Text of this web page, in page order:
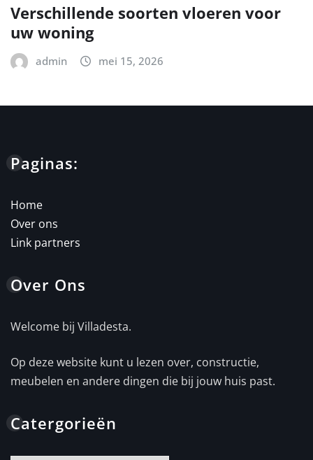
Verschillende soorten vloeren voor
uw woning
admin mei 15, 2026
Paginas:
Home
Over ons
Link partners
Over Ons
Welcome bij Villadesta.
Op deze website kunt u lezen over, constructie,
meubelen en andere dingen die bij jouw huis past.
Catergorieën